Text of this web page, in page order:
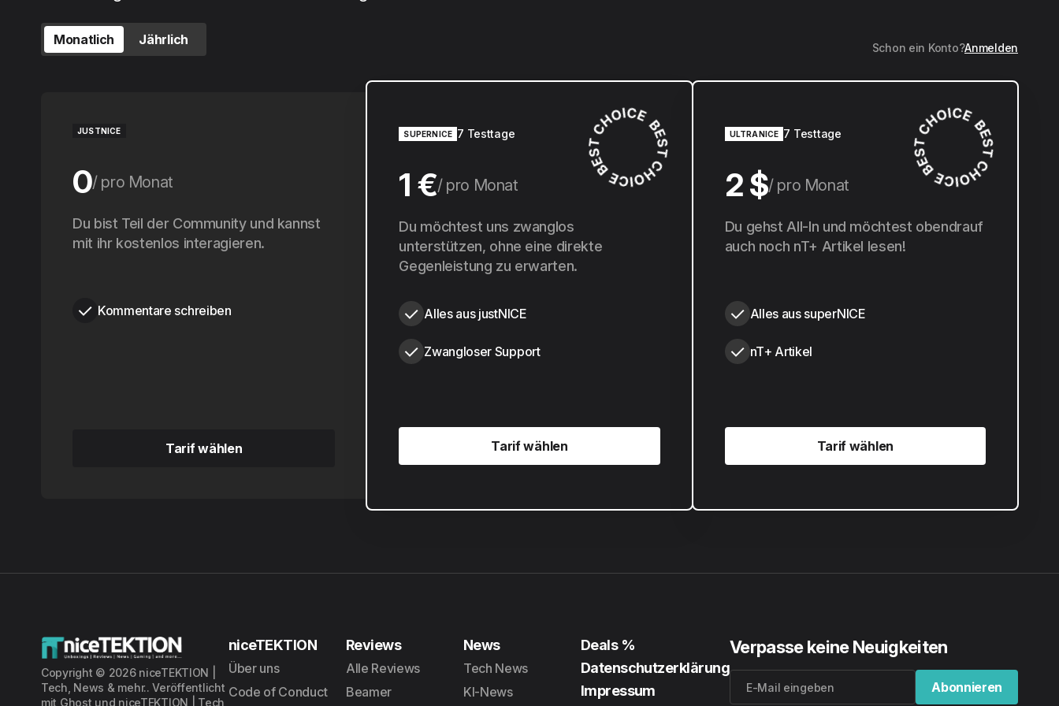
Monatlich Jährlich
Schon ein Konto?Anmelden
JUSTNICE
0 pro Monat
0 pro Jahr
Du bist Teil der Community und kannst
mit ihr kostenlos interagieren.
Kommentare schreiben
Tarif wählen
SUPERNICE 7 Testtage
1 € pro Monat
10 € pro Jahr
Du möchtest uns zwanglos
unterstützen, ohne eine direkte
Gegenleistung zu erwarten.
Alles aus justNICE
Zwangloser Support
Tarif wählen
Tarif wählen
ULTRANICE 7 Testtage
2 $ pro Monat
20 $ pro Jahr
Du gehst All-In und möchtest obendrauf
auch noch nT+ Artikel lesen!
Alles aus superNICE
nT+ Artikel
Tarif wählen
Tarif wählen
Copyright © 2026 niceTEKTION |
Tech, News & mehr.. Veröffentlicht
mit Ghost und niceTEKTION | Tech,
niceTEKTION
Über uns
Code of Conduct
Reviews
Alle Reviews
Beamer
News
Tech News
KI-News
Deals %
Datenschutzerklärung
Impressum
Verpasse keine Neuigkeiten
Abonnieren